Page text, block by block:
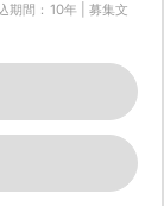
期間：10年 | 募集文